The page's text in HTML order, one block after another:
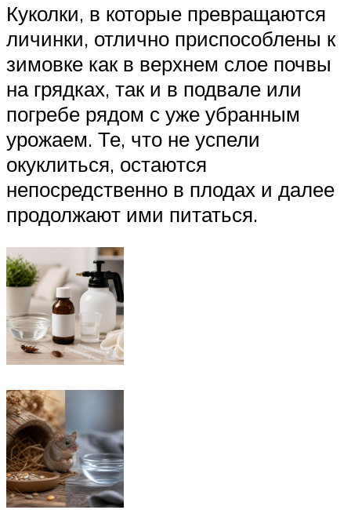
Куколки, в которые превращаются
личинки, отлично приспособлены к
зимовке как в верхнем слое почвы
на грядках, так и в подвале или
погребе рядом с уже убранным
урожаем. Те, что не успели
окуклиться, остаются
непосредственно в плодах и далее
продолжают ими питаться.